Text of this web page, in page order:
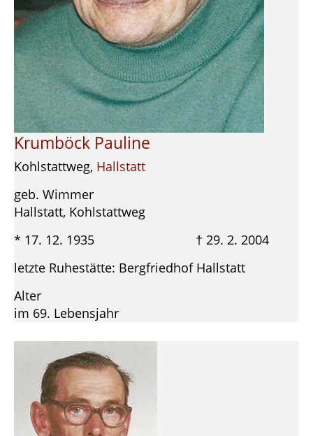
Krumböck Pauline
Kohlstattweg, Hallstatt
geb. Wimmer
Hallstatt, Kohlstattweg
* 17. 12. 1935 † 29. 2. 2004
letzte Ruhestätte: Bergfriedhof Hallstatt
Alter
im 69. Lebensjahr